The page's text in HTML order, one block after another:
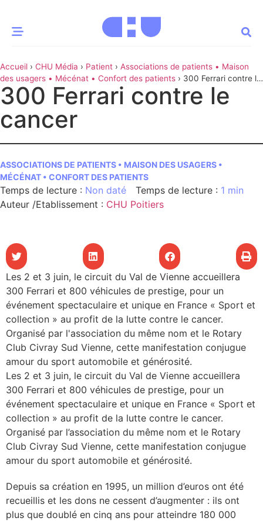
MOMENT
Innovation
& patrimoine
nous
ce qu’un CHU ?
articles
santé
santé
au CHU
Accueil › CHU Média › Patient › Associations de patients • Maison
des usagers • Mécénat • Confort des patients › 300 Ferrari contre le
cancer
300 Ferrari contre le
cancer
ASSOCIATIONS DE PATIENTS • MAISON DES USAGERS •
MÉCÉNAT • CONFORT DES PATIENTS
Non daté
1 min
Auteur /Etablissement : CHU Poitiers
Les 2 et 3 juin, le circuit du Val de Vienne accueillera
300 Ferrari et 800 véhicules de prestige, pour un
événement spectaculaire et unique en France « Sport et
collection » au profit de la lutte contre le cancer.
Organisé par l'association du même nom et le Rotary
Club Civray Sud Vienne, cette manifestation conjugue
amour du sport automobile et générosité.
Les 2 et 3 juin, le circuit du Val de Vienne accueillera
300 Ferrari et 800 véhicules de prestige, pour un
événement spectaculaire et unique en France « Sport et
collection » au profit de la lutte contre le cancer.
Organisé par l’association du même nom et le Rotary
Club Civray Sud Vienne, cette manifestation conjugue
amour du sport automobile et générosité.
Depuis sa création en 1995, un million d’euros ont été
recueillis et les dons ne cessent d’augmenter : ils ont
plus que doublé en cinq ans pour atteindre 180 000